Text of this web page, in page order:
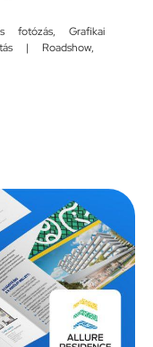
fotózás, Grafikai
| Roadshow,